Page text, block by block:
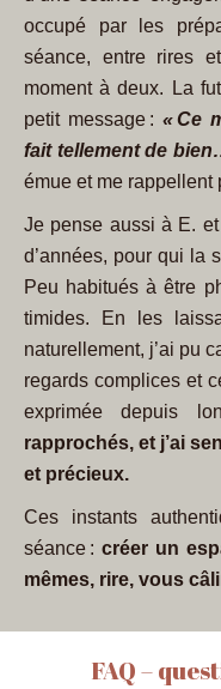
occupé par les
séance, entre rires
moment à deux. La
petit message : « Ce
fait tellement de
émue et me rappellent
Je pense aussi à E.
d’années, pour qui la
Peu habitués à être
timides. En les
naturellement, j’ai pu
regards complices et
exprimée depuis
rapprochés, et j’ai
et précieux.
Ces instants
séance :créer un
mêmes, rire, vous
FAQ –